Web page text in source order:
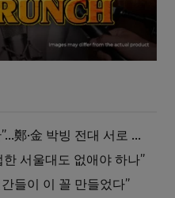
“게임 끝났다” vs “내가 과반”…鄭·金 박빙 전대 서로 우위 주장
서울대도 없애야 하나”
들이 이 꼴 만들었다”